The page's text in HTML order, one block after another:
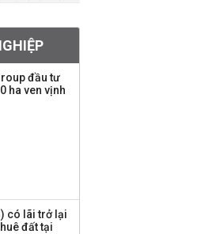
cổ phiếu với
chỉnh
nhìn thấy
cổ phiếu
bộ cửa
đầu tư
ha ven vịnh
có lãi trở lại
đất tại